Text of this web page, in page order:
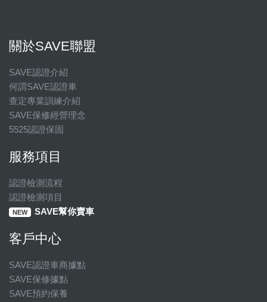
關於SAVE聯盟
SAVE認證介紹
何謂SAVE認證車
查定專業訓練介紹
SAVE保修經營理念
5525認證保固
服務項目
認證檢測流程
認證檢測項目
NEW SAVE幫你賣車
客戶中心
SAVE認證車商據點
SAVE保修據點
SAVE預約保養